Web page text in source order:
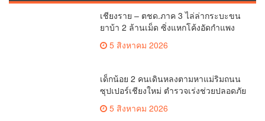
เชียงราย – ตชด.ภาค 3 ไล่ล่ากระบะขน
ยาบ้า 2 ล้านเม็ด ซิ่งแหกโค้งอัดกำแพง
บ้านพังยับ ก่อนคนขับทิ้งรถดอดหนีเข้าป่า
5 สิงหาคม 2026
เด็กน้อย 2 คนเดินหลงตามหาแม่ริมถนน
ซุปเปอร์เชียงใหม่ ตำรวจเร่งช่วยปลอดภัย
ล่าสุดครูโรงเรียนวัดดอนจั่นรับตัวดูแล
แล้ว5 สิงหาคม 2026